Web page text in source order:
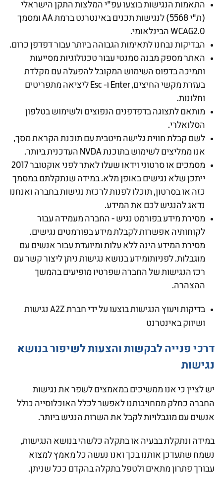
התאמות הנגישות בוצעו עפ"י המלצות התקן הישראלי
(ת"י 5568) לנגישות תכנים באינטרנט ברמת AA ומסמך
WCAG2.0 הבינלאומי.
הבדיקות נבחנו לתאימות הגבוהה ביותר עבור דפדפן כרום.
האתר מספק מבנה סמנטי עבור טכנולוגיות מסייעות
ותמיכה בדפוס השימוש המקובל להפעלה עם מקלדת
בעזרת מקשי החיצים, Enter ו- Esc ליציאה מתפריטים
וחלונות.
מותאם לתצוגה בדפדפנים הנפוצים ולשימוש בטלפון
הסלואלרי.
לשם קבלת חווית גלישה מיטבית עם תוכנת הקראת מסך,
אנו ממליצים לשימוש בתוכנת NVDA העדכנית ביותר.
מסמכים או סרטוני וידאו שעלו לאתר לפני אוקטובר 2017
ייתכן שלא נגישים באופן מלא. במידה שנתקלתם במסמך
כזה או בסרטון, תוכלו לפנות לרכזת נגישות בחברה ואנחנו
נדאג להנגיש לכם את המידע.
מסירת מידע בפורמט נגיש - החברה מעמידה עבור
לקוחותיה אפשרות לקבלת מידע בפורמטים נגישים.
מסירת המידע הינה ללא עלות ומיועדת עבור אנשים עם
מוגבלות. לפניותומידע בנושא נגישות ניתן ליצור קשר עם
רכז הנגישות של החברה שפרטיו מופיעים בהמשך
ההצהרה.
בדיקות ויעוץ הנגישות בוצעו על ידי חברת A2Z נגישות
ושיווק באינטרנט
דרכי פנייה לבקשות והצעות לשיפור בנושא
נגישות
יש לציין כי אנו ממשיכים במאמצים לשפר את נגישות
החברה כחלק ממחויבותנו לאפשר לכלל האוכלוסייה כולל
אנשים עם מוגבלויות לקבל את השרות הנגיש ביותר.
במידה ונתקלת בבעיה או בתקלה כלשהי בנושא הנגישות,
נשמח שתעדכן אותנו בכך ואנו נעשה כל מאמץ למצוא
עבורך פתרון מתאים ולטפל בתקלה בהקדם ככל שניתן.